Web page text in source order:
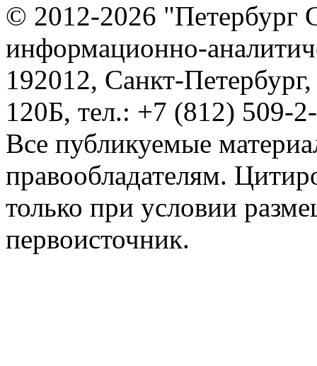
© 2012-2026 "Петербург
информационно-
192012, Санкт-
120Б, тел.: +7 (812) 509-
Все публикуемые
правообладателям.
только при условии
первоисточник.